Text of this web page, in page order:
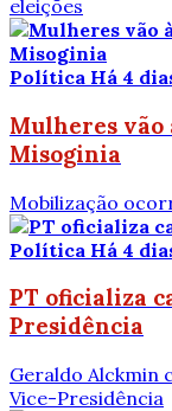
eleições
Política Há 4
Mulheres vão
Misoginia
Mobilização
Política Há 4
PT oficializa
Presidência
Geraldo Alckmin
Vice-Presidência